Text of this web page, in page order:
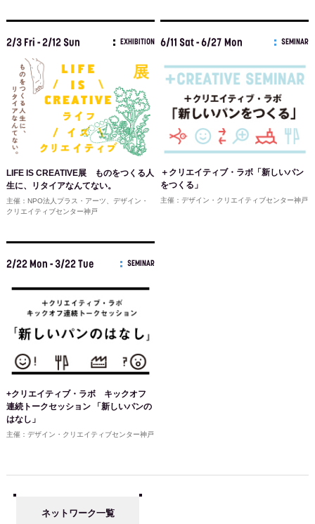
2/3 Fri - 2/12 Sun EXHIBITION
LIFE IS CREATIVE展 ものをつくる人
生に、リタイアなんてない。
主催：NPO法人プラス・アーツ、デザイン・
クリエイティブセンター神戸
6/11 Sat - 6/27 Mon SEMINAR
＋クリエイティブ・ラボ「新しいパン
をつくる」
主催：デザイン・クリエイティブセンター神戸
2/22 Mon - 3/22 Tue SEMINAR
+クリエイティブ・ラボ キックオフ
連続トークセッション 「新しいパンの
はなし」
主催：デザイン・クリエイティブセンター神戸
ネットワーク一覧